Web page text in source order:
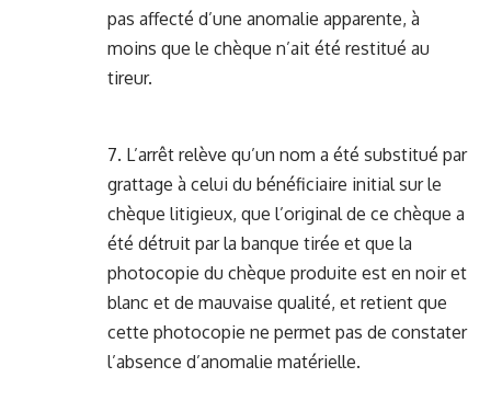
pas affecté d’une anomalie apparente, à
moins que le chèque n’ait été restitué au
tireur.
7. L’arrêt relève qu’un nom a été substitué par
grattage à celui du bénéficiaire initial sur le
chèque litigieux, que l’original de ce chèque a
été détruit par la banque tirée et que la
photocopie du chèque produite est en noir et
blanc et de mauvaise qualité, et retient que
cette photocopie ne permet pas de constater
l’absence d’anomalie matérielle.